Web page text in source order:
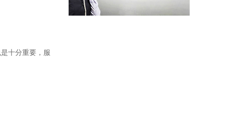
十分重要，服